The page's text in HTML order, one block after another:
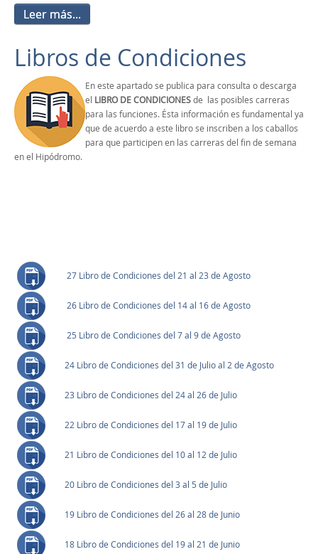
Leer más...
Libros de Condiciones
En este apartado se publica para consulta o descarga
el LIBRO DE CONDICIONESde las posibles carreras
para las funciones. Ésta información es fundamental ya
que de acuerdo a este libro se inscriben a los caballos
para que participen en las carreras del fin de semana
en el Hipódromo.
27 Libro de Condiciones del 21 al 23 de Agosto
26 Libro de Condiciones del 14 al 16 de Agosto
25 Libro de Condiciones del 7 al 9 de Agosto
24 Libro de Condiciones del 31 de Julio al 2 de Agosto
23 Libro de Condiciones del 24 al 26 de Julio
22 Libro de Condiciones del 17 al 19 de Julio
21 Libro de Condiciones del 10 al 12 de Julio
20 Libro de Condiciones del 3 al 5 de Julio
19 Libro de Condiciones del 26 al 28 de Junio
18 Libro de Condiciones del 19 al 21 de Junio